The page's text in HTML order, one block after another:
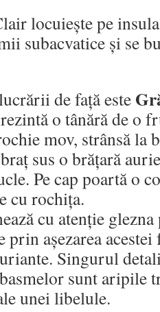
locuiește pe
subacvatice și se
de față este
o tânără de o
mov, strânsă la
sus o brățară
Pe cap poartă o
cu rochița.
cu atenție
prin așezarea
Singurul
sunt aripile
unei libelule.